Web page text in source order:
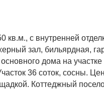
кв.м., с внутренней
зал, бильярдная,
дома на
36 соток, сосны.
Коттеджный